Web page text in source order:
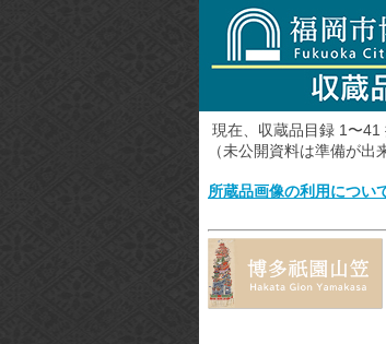
現在、収蔵品目録 1〜41
（未公開資料は準備が
所蔵品画像の利用につい